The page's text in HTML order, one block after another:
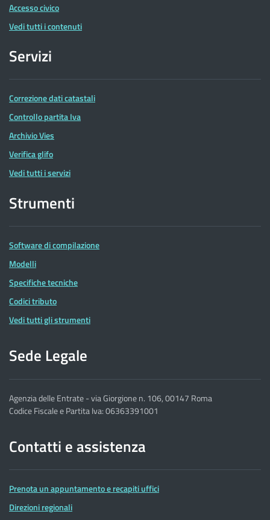
Accesso civico
Vedi tutti i contenuti
Servizi
Correzione dati catastali
Controllo partita Iva
Archivio Vies
Verifica glifo
Vedi tutti i servizi
Strumenti
Software di compilazione
Modelli
Specifiche tecniche
Codici tributo
Vedi tutti gli strumenti
Sede Legale
Agenzia delle Entrate - via Giorgione n. 106, 00147 Roma
Codice Fiscale e Partita Iva: 06363391001
Contatti e assistenza
Prenota un appuntamento e recapiti uffici
Direzioni regionali